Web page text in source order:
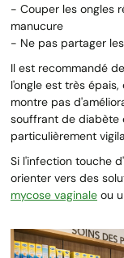
- Couper les ongles
manucure
- Ne pas partager
Il est recommandé
l'ongle est très
montre pas
souffrant de diabète
particulièrement
Si l'infection touche
orienter vers des
mycose vaginale ou